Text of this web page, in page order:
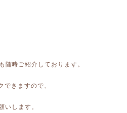
時ご紹介しております。
きますので、
いします。